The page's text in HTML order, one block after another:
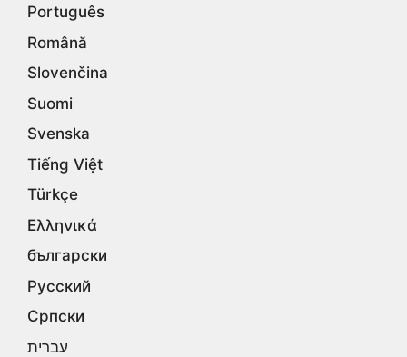
Português
Română
Slovenčina
Suomi
Svenska
Tiếng Việt
Türkçe
Ελληνικά
български
Русский
Српски
עברית